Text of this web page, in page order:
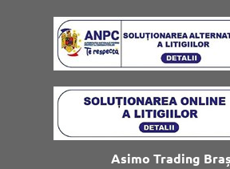
Asimo Trading